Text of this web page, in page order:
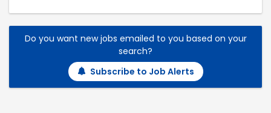
Do you want new jobs emailed to you based on your
search?
Subscribe to Job Alerts